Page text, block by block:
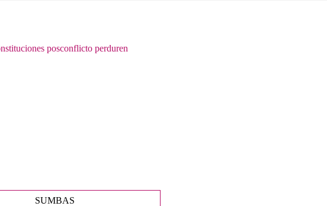
posconflicto perduren
SUMBAS